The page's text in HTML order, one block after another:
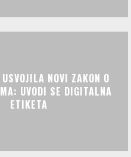
NOVI ZAKON O
UVODI SE DIGITALNA
ETIKETA